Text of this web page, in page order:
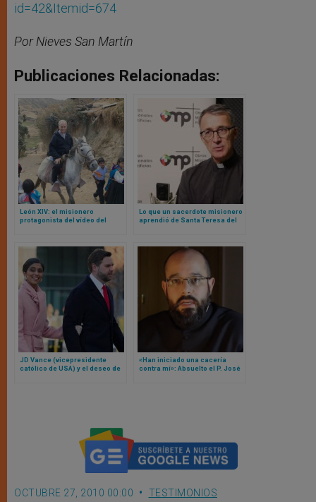
id=42&Itemid=674
Por Nieves San Martín
Publicaciones Relacionadas:
León XIV: el misionero
protagonista del vídeo del
Lo que un sacerdote misionero
aprendió de Santa Teresa del
JD Vance (vicepresidente
católico de USA) y el deseo de
«Han iniciado una cacería
contra mí»: Absuelto el P. José
OCTUBRE 27, 2010 00:00 TESTIMONIOS